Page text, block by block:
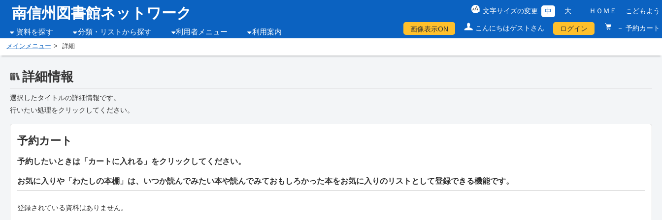
南信州図書館ネットワーク
資料を探す 分類・リストから探す 利用者メニュー 利用案内
文字サイズの変更 中 大 ＨＯＭＥ こどもよう
画像表示ON こんにちはゲストさん ログイン － 予約カート
メインメニュー 詳細
詳細情報
選択したタイトルの詳細情報です。
行いたい処理をクリックしてください。
予約カート
予約したいときは「カートに入れる」をクリックしてください。
お気に入りや「わたしの本棚」は、いつか読んでみたい本や読んでみておもしろかった本をお気に入りのリストとして登録できる機能です。
登録されている資料はありません。